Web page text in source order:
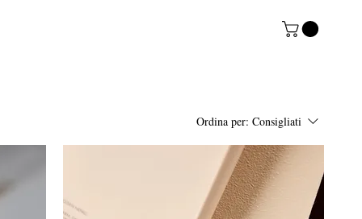
Ordina per: Consigliati